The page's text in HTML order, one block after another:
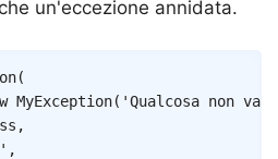
un'eccezione annidata.
(
MyException( 'Qualcosa non va'
,
,